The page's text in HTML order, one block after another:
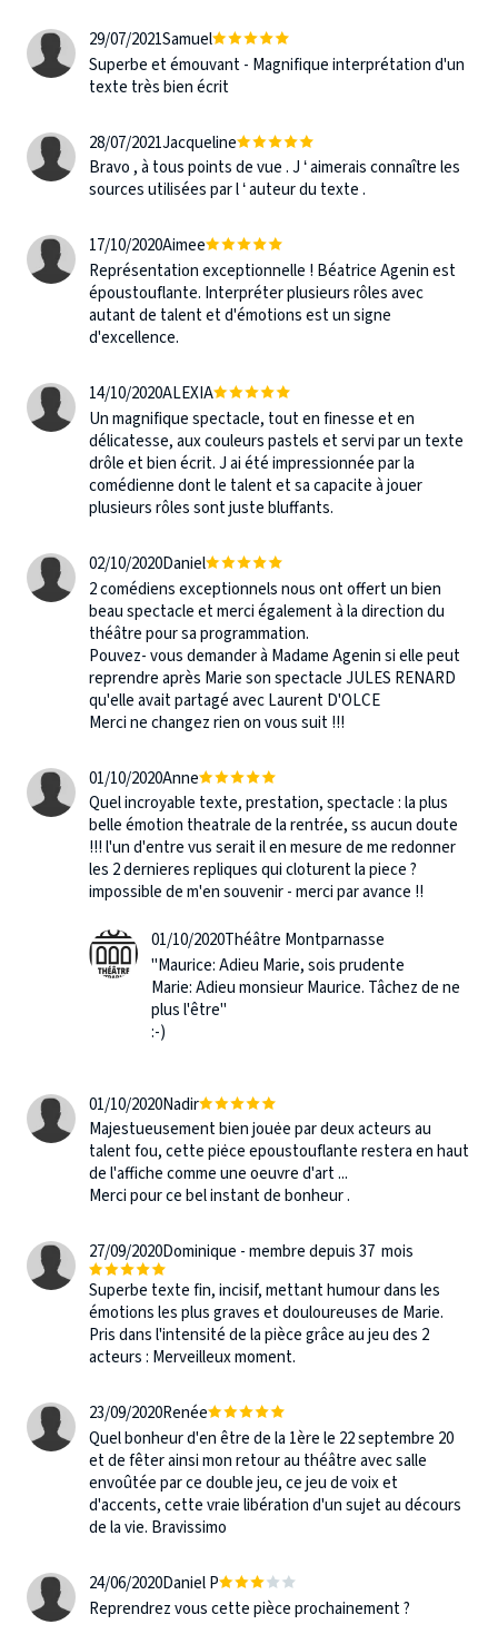
29/07/2021Samuel
Superbe et émouvant - Magnifique interprétation d'un
texte très bien écrit
28/07/2021Jacqueline
Bravo , à tous points de vue . J ‘ aimerais connaître les
sources utilisées par l ‘ auteur du texte .
17/10/2020Aimee
Représentation exceptionnelle ! Béatrice Agenin est
époustouflante. Interpréter plusieurs rôles avec
autant de talent et d'émotions est un signe
d'excellence.
14/10/2020ALEXIA
Un magnifique spectacle, tout en finesse et en
délicatesse, aux couleurs pastels et servi par un texte
drôle et bien écrit. J ai été impressionnée par la
comédienne dont le talent et sa capacite à jouer
plusieurs rôles sont juste bluffants.
02/10/2020Daniel
2 comédiens exceptionnels nous ont offert un bien
beau spectacle et merci également à la direction du
théâtre pour sa programmation.
Pouvez- vous demander à Madame Agenin si elle peut
reprendre après Marie son spectacle JULES RENARD
qu'elle avait partagé avec Laurent D'OLCE
Merci ne changez rien on vous suit !!!
01/10/2020Anne
Quel incroyable texte, prestation, spectacle : la plus
belle émotion theatrale de la rentrée, ss aucun doute
!!! l'un d'entre vus serait il en mesure de me redonner
les 2 dernieres repliques qui cloturent la piece ?
impossible de m'en souvenir - merci par avance !!
01/10/2020Théâtre Montparnasse
"Maurice: Adieu Marie, sois prudente
Marie: Adieu monsieur Maurice. Tâchez de ne
plus l'être"
:-)
01/10/2020Nadir
Majestueusement bien jouėe par deux acteurs au
talent fou, cette piėce epoustouflante restera en haut
de l'affiche comme une oeuvre d'art ...
Merci pour ce bel instant de bonheur .
27/09/2020Dominique - membre depuis 37 mois
Superbe texte fin, incisif, mettant humour dans les
émotions les plus graves et douloureuses de Marie.
Pris dans l'intensité de la pièce grâce au jeu des 2
acteurs : Merveilleux moment.
23/09/2020Renée
Quel bonheur d'en être de la 1ère le 22 septembre 20
et de fêter ainsi mon retour au théâtre avec salle
envoûtée par ce double jeu, ce jeu de voix et
d'accents, cette vraie libération d'un sujet au décours
de la vie. Bravissimo
24/06/2020Daniel P
Reprendrez vous cette pièce prochainement ?